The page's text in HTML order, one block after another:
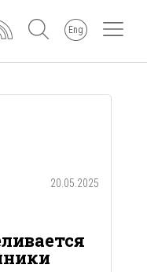
Eng
20.05.2025